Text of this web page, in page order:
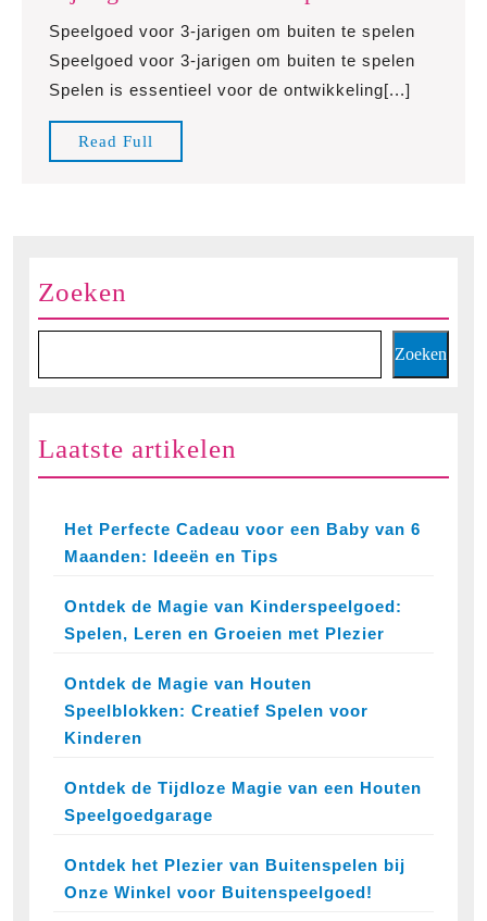
Leerzaam:
Speelgoed
voor
Speelgoed voor 3-jarigen om buiten te spelen
Speelgoed voor 3-jarigen om buiten te spelen
Spelen is essentieel voor de ontwikkeling[...]
Read Full
Full
Zoeken
Zoeken
Laatste artikelen
Het Perfecte Cadeau voor een Baby van 6
Maanden: Ideeën en Tips
Ontdek de Magie van Kinderspeelgoed:
Spelen, Leren en Groeien met Plezier
Ontdek de Magie van Houten
Speelblokken: Creatief Spelen voor
Kinderen
Ontdek de Tijdloze Magie van een Houten
Speelgoedgarage
Ontdek het Plezier van Buitenspelen bij
Onze Winkel voor Buitenspeelgoed!